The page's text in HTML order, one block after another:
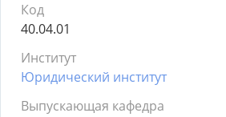
Код
40.04.01
Институт
Юридический институт
Выпускающая кафедра